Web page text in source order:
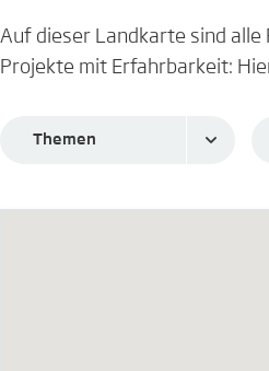
Auf dieser Landkarte sind
Projekte mit Erfahrbarkeit:
Themen